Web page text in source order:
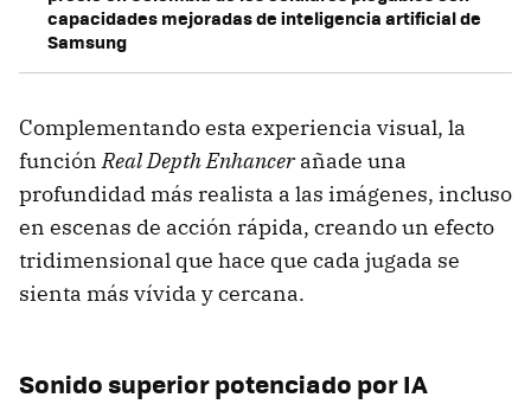
capacidades mejoradas de inteligencia artificial de
Samsung
Complementando esta experiencia visual, la
funciónReal Depth Enhancerañade una
profundidad más realista a las imágenes, incluso
en escenas de acción rápida, creando un efecto
tridimensional que hace que cada jugada se
sienta más vívida y cercana.
Sonido superior potenciado por IA